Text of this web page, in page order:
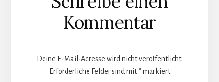
Interaktionen
Kommentar
Deine E-Mail-Adresse wird nicht veröffentlicht.
Erforderliche Felder sind mit*markiert